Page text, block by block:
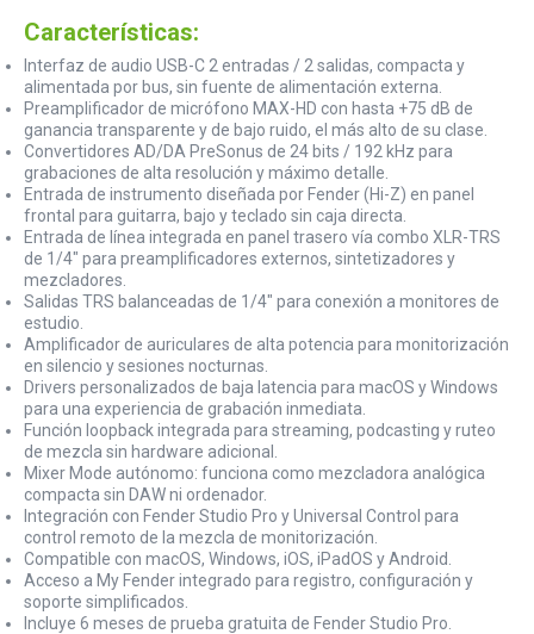
Características:
Interfaz de audio USB-C 2 entradas / 2 salidas, compacta y
alimentada por bus, sin fuente de alimentación externa.
Preamplificador de micrófono MAX-HD con hasta +75 dB de
ganancia transparente y de bajo ruido, el más alto de su clase.
Convertidores AD/DA PreSonus de 24 bits / 192 kHz para
grabaciones de alta resolución y máximo detalle.
Entrada de instrumento diseñada por Fender (Hi-Z) en panel
frontal para guitarra, bajo y teclado sin caja directa.
Entrada de línea integrada en panel trasero vía combo XLR-TRS
de 1/4" para preamplificadores externos, sintetizadores y
mezcladores.
Salidas TRS balanceadas de 1/4" para conexión a monitores de
estudio.
Amplificador de auriculares de alta potencia para monitorización
en silencio y sesiones nocturnas.
Drivers personalizados de baja latencia para macOS y Windows
para una experiencia de grabación inmediata.
Función loopback integrada para streaming, podcasting y ruteo
de mezcla sin hardware adicional.
Mixer Mode autónomo: funciona como mezcladora analógica
compacta sin DAW ni ordenador.
Integración con Fender Studio Pro y Universal Control para
control remoto de la mezcla de monitorización.
Compatible con macOS, Windows, iOS, iPadOS y Android.
Acceso a My Fender integrado para registro, configuración y
soporte simplificados.
Incluye 6 meses de prueba gratuita de Fender Studio Pro.